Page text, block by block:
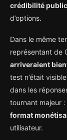
crédibilité
d’options.
Dans le même
représentant de
arriveraient
test n’était
dans les
tournant majeur :
format
utilisateur.